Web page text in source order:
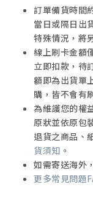
訂單備貨時間
當日或隔日出
特殊情況，將
線上刷卡金額
立即扣款，待
額即為出貨單
購，皆不會有
為維護您的權
原狀並依原包
退貨之商品、
貨須知 。
如需寄送海外
更多常見問題